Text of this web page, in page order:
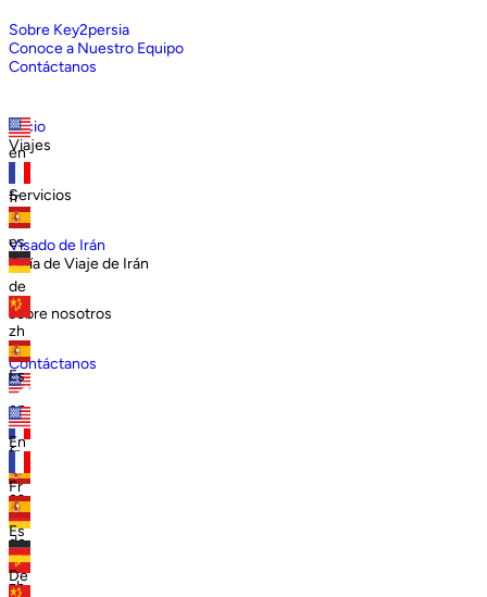
Sobre Key2persia
Conoce a Nuestro Equipo
Contáctanos
Inicio
Viajes
Servicios
Visado de Irán
Guía de Viaje de Irán
sobre nosotros
Contáctanos
en
fr
es
de
zh
en
fr
es
de
zh
Es
En
Fr
Es
De